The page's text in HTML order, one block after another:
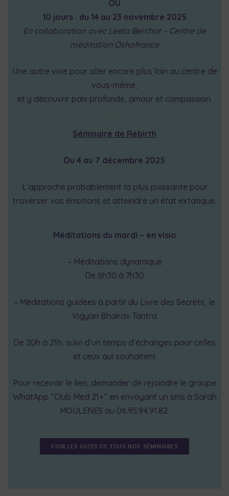
OU
10 jours : du 14 au 23 novembre 2025
En collaboration avec Leela Berchot – Centre de
méditation Oshofrance
Une autre voie pour aller encore plus loin au centre de
vous-même,
et y découvrir paix profonde, amour et compassion.
Séminaire de Rebirth
Du 4 au 7 décembre 2025
L’approche probablement la plus puissante pour
traverser vos émotions et atteindre un état extatique.
Méditations du mardi – en visio
– Méditations dynamique
De 6h30 à 7h30
– Méditations guidées à partir du Livre des Secrets, le
Vigyan Bhairav Tantra
De 20h à 21h, suivi d’un temps d’échanges pour celles
et ceux qui souhaitent
Pour recevoir le lien, demander de rejoindre le groupe
WhatApp “Club Med 21+” en envoyant un sms à Sarah
MOULENES au 06.95.94.91.82.
VOIR LES DATES DE TOUS NOS SÉMINAIRES